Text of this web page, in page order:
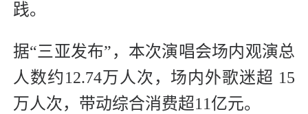
践。
据“三亚发布”，本次演唱会场内观演总
人数约12.74万人次，场内外歌迷超 15
万人次，带动综合消费超11亿元。